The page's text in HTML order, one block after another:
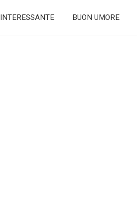
INTERESSANTE BUON UMORE